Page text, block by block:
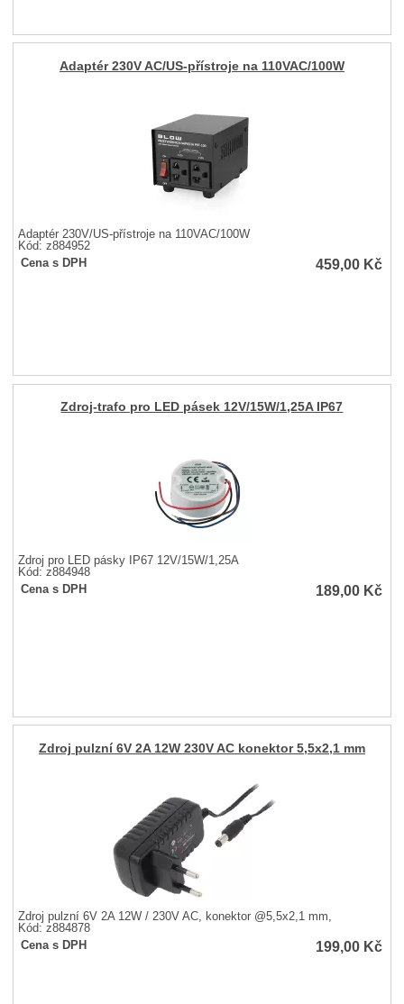
Adaptér 230V AC/US-přístroje na 110VAC/100W
Adaptér 230V/US-přístroje na 110VAC/100W
Kód: z884952
Cena s DPH
459,00 Kč
Zdroj-trafo pro LED pásek 12V/15W/1,25A IP67
Zdroj pro LED pásky IP67 12V/15W/1,25A
Kód: z884948
Cena s DPH
189,00 Kč
Zdroj pulzní 6V 2A 12W 230V AC konektor 5,5x2,1 mm
Zdroj pulzní 6V 2A 12W / 230V AC, konektor @5,5x2,1 mm,
Kód: z884878
Cena s DPH
199,00 Kč